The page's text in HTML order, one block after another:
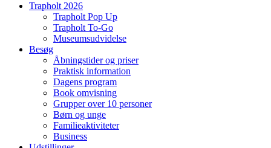
Trapholt 2026
Trapholt Pop Up
Trapholt To-Go
Museumsudvidelse
Besøg
Åbningstider og priser
Praktisk information
Dagens program
Book omvisning
Grupper over 10 personer
Børn og unge
Familieaktiviteter
Business